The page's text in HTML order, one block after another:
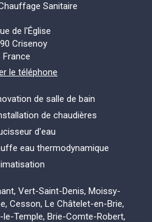
Sanitaire
de l'Église
Crisenoy
France
le téléphone
de salle de bain
de chaudières
d'eau
eau thermodynamique
Vert-Saint-Denis, Moissy-
Cesson, Le Châtelet-en-Brie,
Temple, Brie-Comte-Robert,